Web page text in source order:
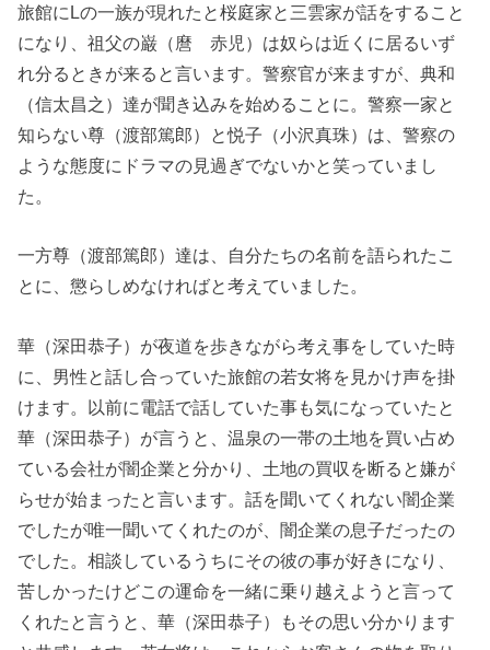
旅館にLの一族が現れたと桜庭家と三雲家が話をすること
になり、祖父の巌（麿 赤児）は奴らは近くに居るいず
れ分るときが来ると言います。警察官が来ますが、典和
（信太昌之）達が聞き込みを始めることに。警察一家と
知らない尊（渡部篤郎）と悦子（小沢真珠）は、警察の
ような態度にドラマの見過ぎでないかと笑っていまし
た。
一方尊（渡部篤郎）達は、自分たちの名前を語られたこ
とに、懲らしめなければと考えていました。
華（深田恭子）が夜道を歩きながら考え事をしていた時
に、男性と話し合っていた旅館の若女将を見かけ声を掛
けます。以前に電話で話していた事も気になっていたと
華（深田恭子）が言うと、温泉の一帯の土地を買い占め
ている会社が闇企業と分かり、土地の買収を断ると嫌が
らせが始まったと言います。話を聞いてくれない闇企業
でしたが唯一聞いてくれたのが、闇企業の息子だったの
でした。相談しているうちにその彼の事が好きになり、
苦しかったけどこの運命を一緒に乗り越えようと言って
くれたと言うと、華（深田恭子）もその思い分かります